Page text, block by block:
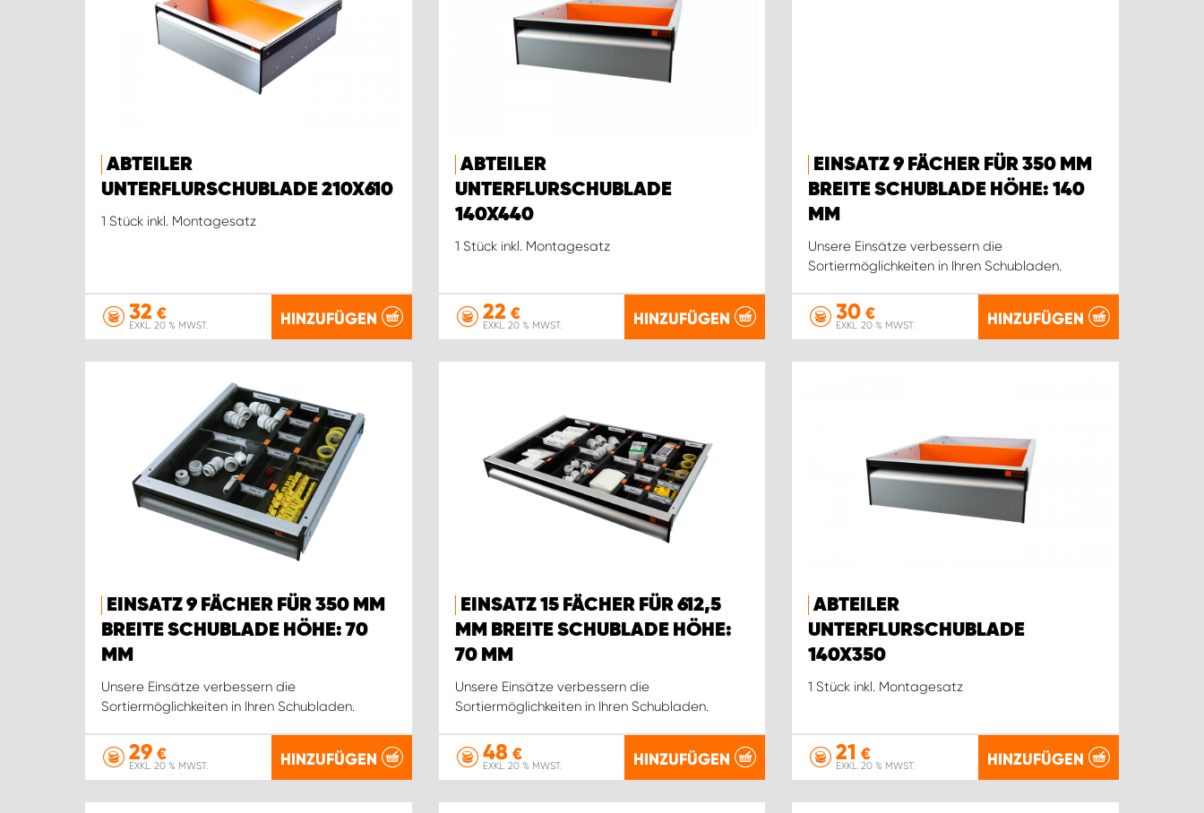
ABTEILER
UNTERFLURSCHUBLADE 210X610
1 Stück inkl. Montagesatz
32 €
EXKL. 20 % MWST. HINZUFÜGEN
ABTEILER
UNTERFLURSCHUBLADE
140X440
1 Stück inkl. Montagesatz
22 €
EXKL. 20 % MWST. HINZUFÜGEN
EINSATZ 9 FÄCHER FÜR 350 MM
BREITE SCHUBLADE HÖHE: 140
MM
Unsere Einsätze verbessern die
Sortiermöglichkeiten in Ihren Schubladen.
30 €
EXKL. 20 % MWST. HINZUFÜGEN
EINSATZ 9 FÄCHER FÜR 350 MM
BREITE SCHUBLADE HÖHE: 70
MM
Unsere Einsätze verbessern die
Sortiermöglichkeiten in Ihren Schubladen.
29 €
EXKL. 20 % MWST. HINZUFÜGEN
EINSATZ 15 FÄCHER FÜR 612,5
MM BREITE SCHUBLADE HÖHE:
70 MM
Unsere Einsätze verbessern die
Sortiermöglichkeiten in Ihren Schubladen.
48 €
EXKL. 20 % MWST. HINZUFÜGEN
ABTEILER
UNTERFLURSCHUBLADE
140X350
1 Stück inkl. Montagesatz
21 €
EXKL. 20 % MWST. HINZUFÜGEN